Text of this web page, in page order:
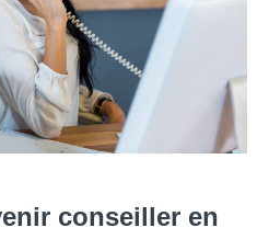
conseiller en